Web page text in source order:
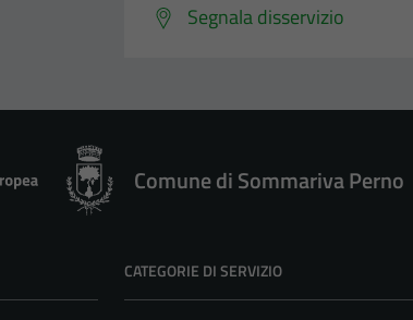
Segnala disservizio
Comune di Sommariva Perno
CATEGORIE DI SERVIZIO